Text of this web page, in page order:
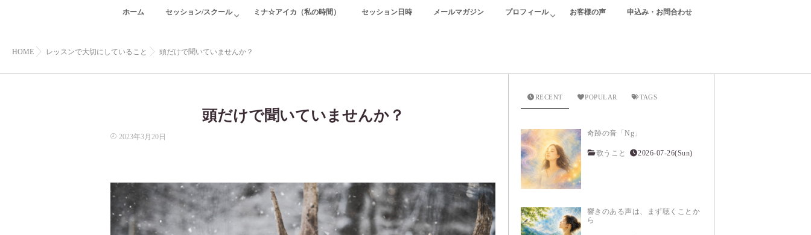
ホーム セッション/スクール ミナ☆アイカ（私の時間） セッション日時 メールマガジン プロフィール お客様の声 申込み・お問合わせ
HOME レッスンで大切にしていること 頭だけで聞いていませんか？
頭だけで聞いていませんか？
2023年3月20日
RECENT POPULAR TAGS
奇跡の音「Ng」
歌うこと 2026-07-26(Sun)
響きのある声は、まず聴くことか
ら